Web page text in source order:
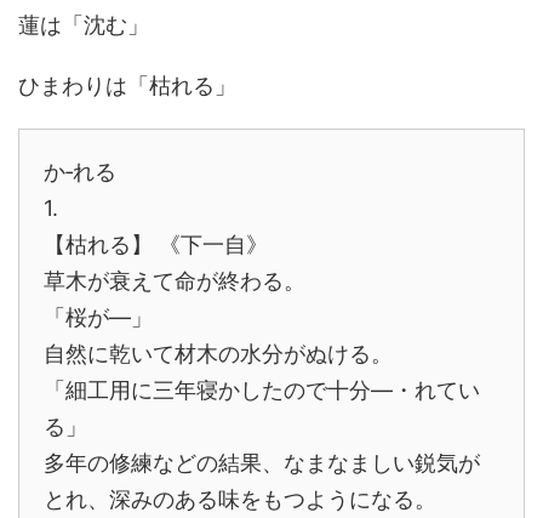
蓮は「沈む」
ひまわりは「枯れる」
か‐れる
1.
【枯れる】 《下一自》
草木が衰えて命が終わる。
「桜が―」
自然に乾いて材木の水分がぬける。
「細工用に三年寝かしたので十分―・れてい
る」
多年の修練などの結果、なまなましい鋭気が
とれ、深みのある味をもつようになる。